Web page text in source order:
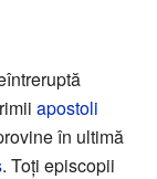
apostoli
în ultimă
. Toți episcopii